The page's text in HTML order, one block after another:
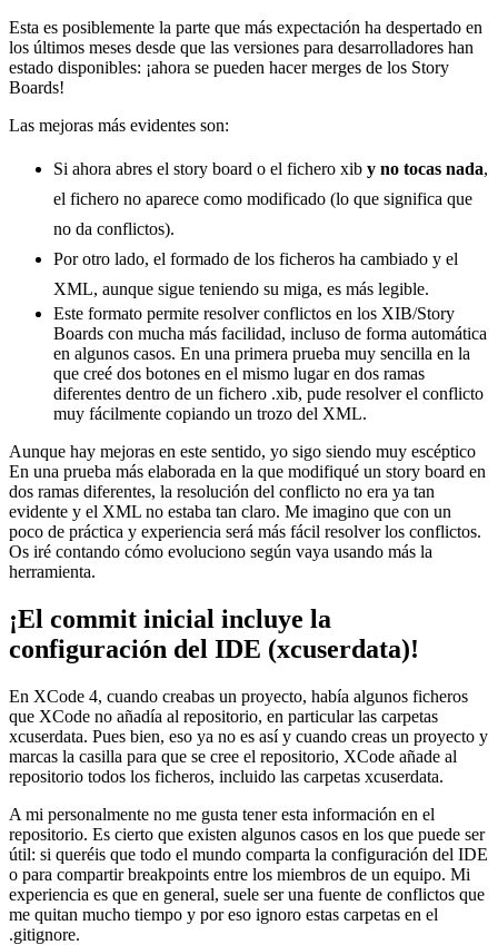
Esta es posiblemente la parte que más expectación ha despertado en
los últimos meses desde que las versiones para desarrolladores han
estado disponibles: ¡ahora se pueden hacer merges de los Story
Boards!
Las mejoras más evidentes son:
Si ahora abres el story board o el fichero xib y no tocas nada,
el fichero no aparece como modificado (lo que significa que
no da conflictos).
Por otro lado, el formado de los ficheros ha cambiado y el
XML, aunque sigue teniendo su miga, es más legible.
Este formato permite resolver conflictos en los XIB/Story
Boards con mucha más facilidad, incluso de forma automática
en algunos casos. En una primera prueba muy sencilla en la
que creé dos botones en el mismo lugar en dos ramas
diferentes dentro de un fichero .xib, pude resolver el conflicto
muy fácilmente copiando un trozo del XML.
Aunque hay mejoras en este sentido, yo sigo siendo muy escéptico
En una prueba más elaborada en la que modifiqué un story board en
dos ramas diferentes, la resolución del conflicto no era ya tan
evidente y el XML no estaba tan claro. Me imagino que con un
poco de práctica y experiencia será más fácil resolver los conflictos.
Os iré contando cómo evoluciono según vaya usando más la
herramienta.
¡El commit inicial incluye la
configuración del IDE (xcuserdata)!
En XCode 4, cuando creabas un proyecto, había algunos ficheros
que XCode no añadía al repositorio, en particular las carpetas
xcuserdata. Pues bien, eso ya no es así y cuando creas un proyecto y
marcas la casilla para que se cree el repositorio, XCode añade al
repositorio todos los ficheros, incluido las carpetas xcuserdata.
A mi personalmente no me gusta tener esta información en el
repositorio. Es cierto que existen algunos casos en los que puede ser
útil: si queréis que todo el mundo comparta la configuración del IDE
o para compartir breakpoints entre los miembros de un equipo. Mi
experiencia es que en general, suele ser una fuente de conflictos que
me quitan mucho tiempo y por eso ignoro estas carpetas en el
.gitignore.